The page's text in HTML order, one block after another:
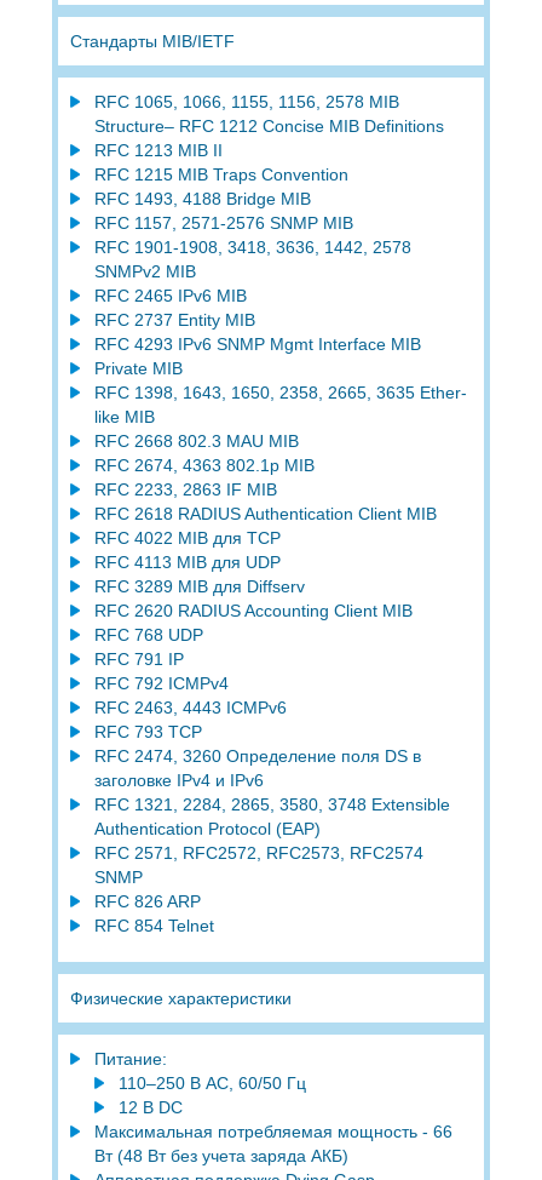
Стандарты MIB/IETF
RFC 1065, 1066, 1155, 1156, 2578 MIB
Structure– RFC 1212 Concise MIB Definitions
RFC 1213 MIB II
RFC 1215 MIB Traps Convention
RFC 1493, 4188 Bridge MIB
RFC 1157, 2571-2576 SNMP MIB
RFC 1901-1908, 3418, 3636, 1442, 2578
SNMPv2 MIB
RFC 2465 IPv6 MIB
RFC 2737 Entity MIB
RFC 4293 IPv6 SNMP Mgmt Interface MIB
Private MIB
RFC 1398, 1643, 1650, 2358, 2665, 3635 Ether-
like MIB
RFC 2668 802.3 MAU MIB
RFC 2674, 4363 802.1p MIB
RFC 2233, 2863 IF MIB
RFC 2618 RADIUS Authentication Client MIB
RFC 4022 MIB для TCP
RFC 4113 MIB для UDP
RFC 3289 MIB для Diffserv
RFC 2620 RADIUS Accounting Client MIB
RFC 768 UDP
RFC 791 IP
RFC 792 ICMPv4
RFC 2463, 4443 ICMPv6
RFC 793 TCP
RFC 2474, 3260 Определение поля DS в
заголовке IPv4 и IPv6
RFC 1321, 2284, 2865, 3580, 3748 Extensible
Authentication Protocol (EAP)
RFC 2571, RFC2572, RFC2573, RFC2574
SNMP
RFC 826 ARP
RFC 854 Telnet
Физические характеристики
Питание:
110–250 В AC, 60/50 Гц
12 В DC
Максимальная потребляемая мощность - 66
Вт (48 Вт без учета заряда АКБ)